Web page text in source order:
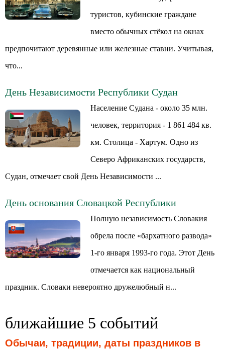
туристов, кубинские граждане
вместо обычных стёкол на окнах
предпочитают деревянные или железные ставни. Учитывая,
что...
День Независимости Республики Судан
Население Судана - около 35 млн.
человек, территория - 1 861 484 кв.
км. Столица - Хартум. Одно из
Северо Африканских государств,
Судан, отмечает свой День Независимости ...
День основания Словацкой Республики
Полную независимость Словакия
обрела после «бархатного развода»
1-го января 1993-го года. Этот День
отмечается как национальный
праздник. Словаки невероятно дружелюбный н...
ближайшие 5 событий
Обычаи, традиции, даты праздников в